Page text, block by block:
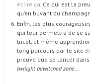
écrire ça. Ce qui est la
qu’en buvant du
Enfin, les plus
qui leur permettra de se
tricot, et même
long parcours par le site
preuve que se lancer
twilight bewitched zone